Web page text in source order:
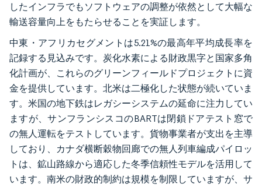
したインフラでもソフトウェアの調整が依然として大幅な
輸送容量向上をもたらせることを実証します。
中東・アフリカセグメントは5.21%の最高年平均成長率を
記録する見込みです。炭化水素による財政黒字と国家多角
化計画が、これらのグリーンフィールドプロジェクトに資
金を提供しています。北米は二極化した状態が続いていま
す。米国の地下鉄はレガシーシステムの延命に注力してい
ますが、サンフランシスコのBARTは閉鎖ドアテスト窓で
の無人運転をテストしています。貨物事業者が支出を主導
しており、カナダ横断穀物回廊での無人列車編成パイロッ
トは、鉱山路線から適応した冬季信頼性モデルを活用して
います。南米の財政的制約は規模を制限していますが、サ